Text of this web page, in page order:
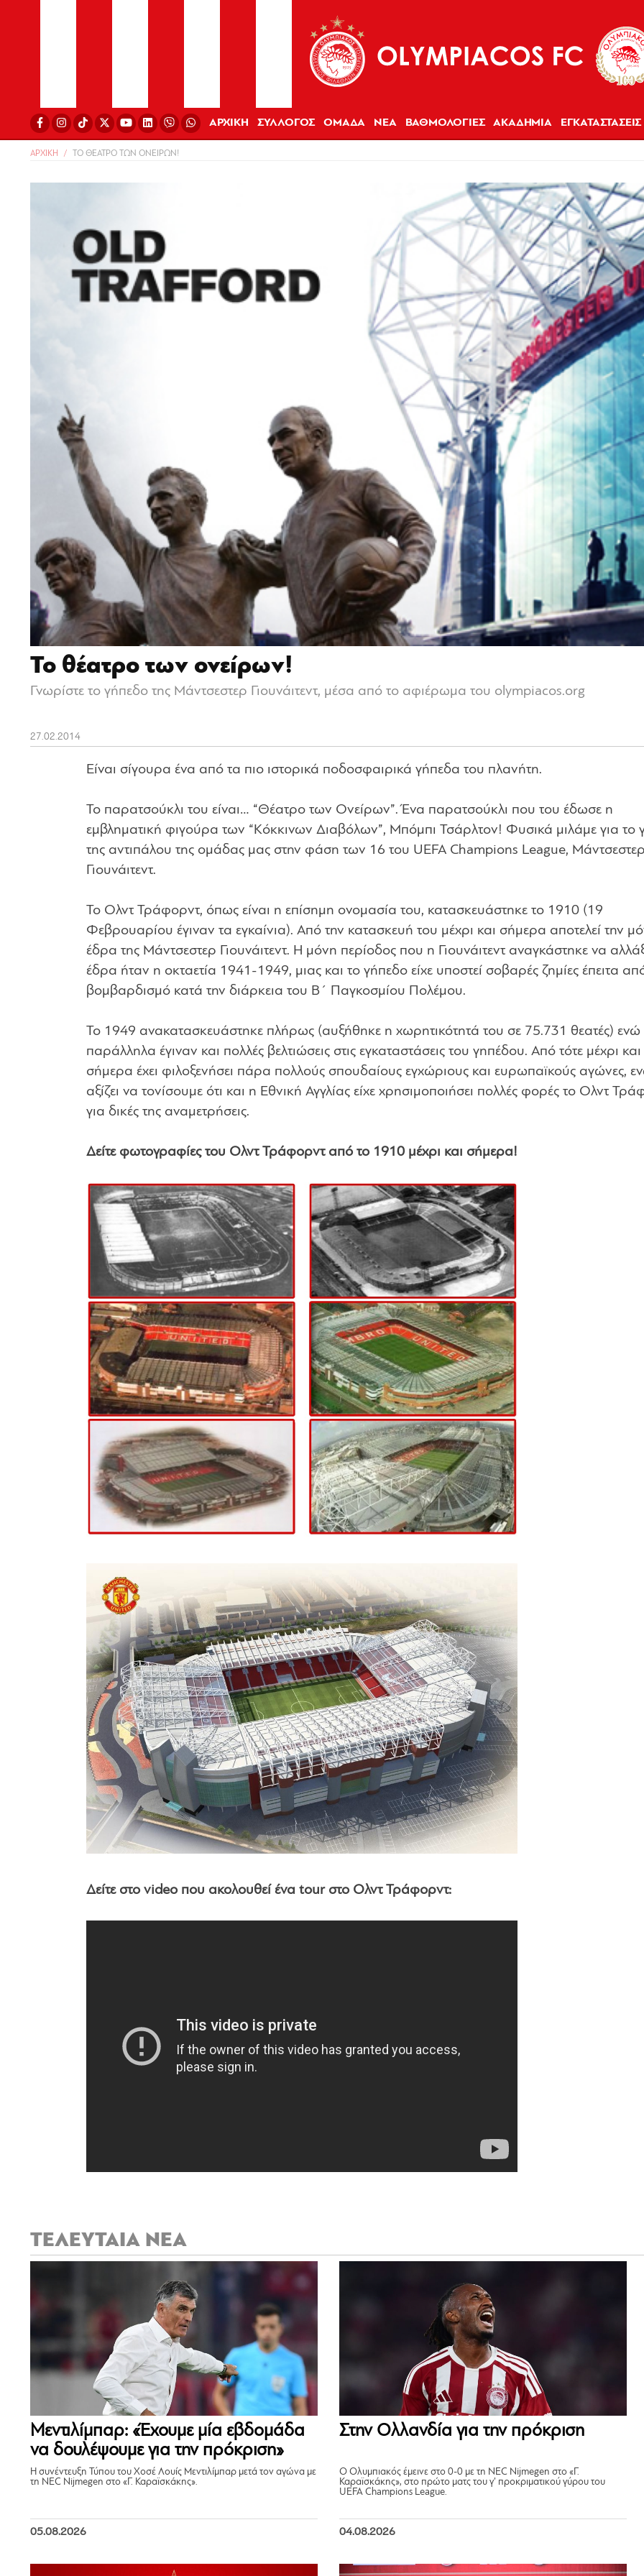
ΑΡΧΙΚΗ ΣΥΛΛΟΓΟΣ ΟΜΑΔΑ ΝΕΑ ΒΑΘΜΟΛΟΓΙΕΣ ΑΚΑΔΗΜΙΑ ΕΓΚΑΤΑΣΤΑΣΕΙΣ
ΑΡΧΙΚΗ ΤΟ ΘΕΑΤΡΟ ΤΩΝ ΟΝΕΙΡΩΝ!
Το θέατρο των ονείρων!
Γνωρίστε το γήπεδο της Μάντσεστερ Γιουνάιτεντ, μέσα από το αφιέρωμα του olympiacos.org
27.02.2014
Είναι σίγουρα ένα από τα πιο ιστορικά ποδοσφαιρικά γήπεδα του πλανήτη.
Το παρατσούκλι του είναι… “Θέατρο των Ονείρων”. Ένα παρατσούκλι που του έδωσε η
εμβληματική φιγούρα των “Κόκκινων Διαβόλων”, Μπόμπι Τσάρλτον! Φυσικά μιλάμε για το
της αντιπάλου της ομάδας μας στην φάση των 16 του UEFA Champions League, Μάντσεστερ
Γιουνάιτεντ.
Το Ολντ Τράφορντ, όπως είναι η επίσημη ονομασία του, κατασκευάστηκε το 1910 (19
Φεβρουαρίου έγιναν τα εγκαίνια). Από την κατασκευή του μέχρι και σήμερα αποτελεί την
έδρα της Μάντσεστερ Γιουνάιτεντ. Η μόνη περίοδος που η Γιουνάιτεντ αναγκάστηκε να
έδρα ήταν η οκταετία 1941-1949, μιας και το γήπεδο είχε υποστεί σοβαρές ζημίες έπειτα
βομβαρδισμό κατά την διάρκεια του Β΄ Παγκοσμίου Πολέμου.
Το 1949 ανακατασκευάστηκε πλήρως (αυξήθηκε η χωρητικότητά του σε 75.731 θεατές) ενώ
παράλληλα έγιναν και πολλές βελτιώσεις στις εγκαταστάσεις του γηπέδου. Από τότε μέχρι και
σήμερα έχει φιλοξενήσει πάρα πολλούς σπουδαίους εγχώριους και ευρωπαϊκούς αγώνες,
αξίζει να τονίσουμε ότι και η Εθνική Αγγλίας είχε χρησιμοποιήσει πολλές φορές το Ολντ
για δικές της αναμετρήσεις.
Δείτε φωτογραφίες του Ολντ Τράφορντ από το 1910 μέχρι και σήμερα!
Δείτε στο video που ακολουθεί ένα tour στο Ολντ Τράφορντ:
ΤΕΛΕΥΤΑΙΑ ΝΕΑ
Μεντιλίμπαρ: «Έχουμε μία εβδομάδα
να δουλέψουμε για την πρόκριση»
Η συνέντευξη Τύπου του Χοσέ Λουίς Μεντιλίμπαρ μετά τον αγώνα με
τη NEC Nijmegen στο «Γ. Καραϊσκάκης».
05.08.2026
Στην Ολλανδία για την πρόκριση
Ο Ολυμπιακός έμεινε στο 0-0 με τη NEC Nijmegen στο «Γ.
Καραϊσκάκης», στο πρώτο ματς του γ’ προκριματικού γύρου του
UEFA Champions League.
04.08.2026